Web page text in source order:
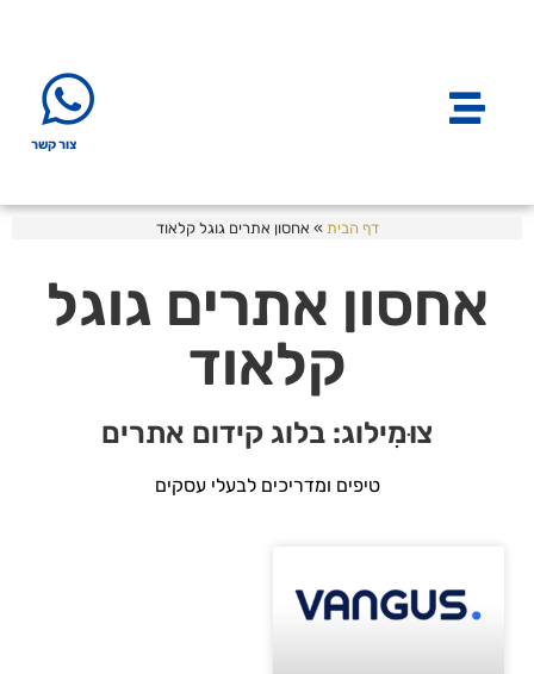
צור קשר
דף הבית » אחסון אתרים גוגל קלאוד
אחסון אתרים גוגל
קלאוד
צוּמִילוג: בלוג קידום אתרים
טיפים ומדריכים לבעלי עסקים